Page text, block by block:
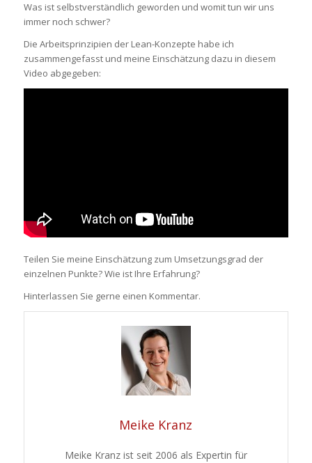
Was ist selbstverständlich geworden und womit tun wir uns
immer noch schwer?
Die Arbeitsprinzipien der Lean-Konzepte habe ich
zusammengefasst und meine Einschätzung dazu in diesem
Video abgegeben:
Teilen Sie meine Einschätzung zum Umsetzungsgrad der
einzelnen Punkte? Wie ist Ihre Erfahrung?
Hinterlassen Sie gerne einen Kommentar.
Meike Kranz
Meike Kranz ist seit 2006 als Expertin für